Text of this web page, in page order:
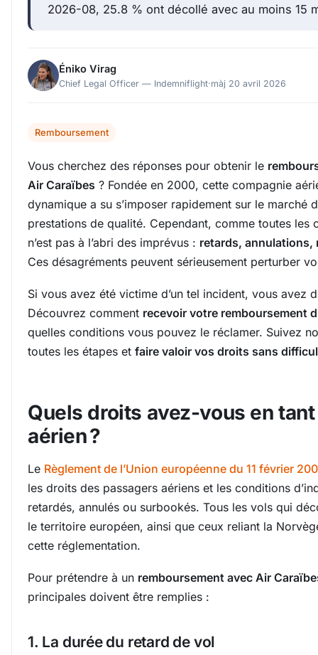
2026-08, 25.8 % ont décollé avec au moins 15
Éniko Virag
Chief Legal Officer — Indemniflight·màj 20 avril 2026
Remboursement
Vous cherchez des réponses pour obtenir le
Air Caraïbes ? Fondée en 2000, cette compagnie
dynamique a su s’imposer rapidement sur le marché
prestations de qualité. Cependant, comme toutes les
n’est pas à l’abri des imprévus : retards, annulations,
Ces désagréments peuvent sérieusement perturber
Si vous avez été victime d’un tel incident, vous avez
Découvrez comment recevoir votre remboursement
quelles conditions vous pouvez le réclamer. Suivez
toutes les étapes et faire valoir vos droits sans
Quels droits avez-vous en
aérien ?
Le Règlement de l’Union européenne du 11 février
les droits des passagers aériens et les conditions
retardés, annulés ou surbookés. Tous les vols qui
le territoire européen, ainsi que ceux reliant la
cette réglementation.
Pour prétendre à un remboursement avec Air
principales doivent être remplies :
1. La durée du retard de vol